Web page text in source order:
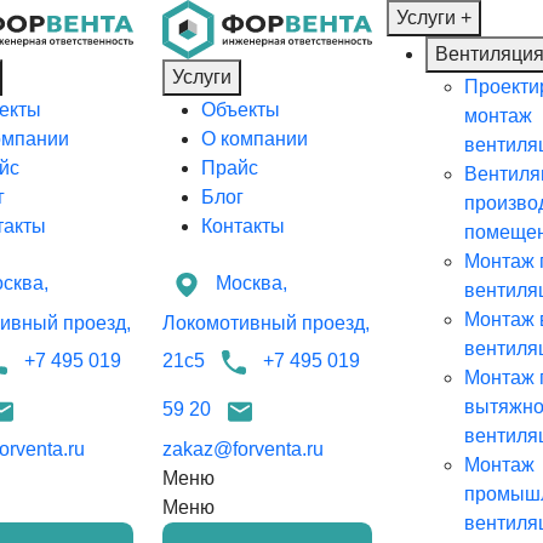
проезд,
+7 495 019
Услуги
Объекты
О компании
Прайс
Блог
Контакты
Москва,
Локомотивный проезд,
21с5
+7 495 019
59 20
zakaz@forventa.ru
Меню
Меню
Услуги +
Вентиляция
монтаж
Монтаж
Монтаж
Монтаж
Монтаж